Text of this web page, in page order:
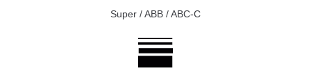
Super / ABB / ABC-C